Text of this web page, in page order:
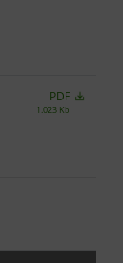
PDF
1.023 Kb